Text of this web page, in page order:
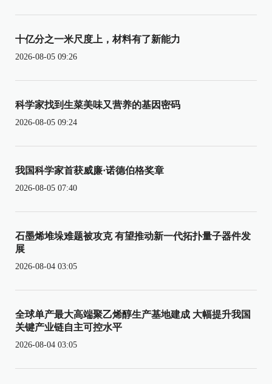
十亿分之一米尺度上，材料有了新能力
2026-08-05 09:26
科学家找到生菜美味又营养的基因密码
2026-08-05 09:24
我国科学家首获威廉·诺德伯格奖章
2026-08-05 07:40
石墨烯堆垛难题被攻克 有望推动新一代拓扑量子器件发
展
2026-08-04 03:05
全球单产最大高端聚乙烯醇生产基地建成 大幅提升我国
关键产业链自主可控水平
2026-08-04 03:05